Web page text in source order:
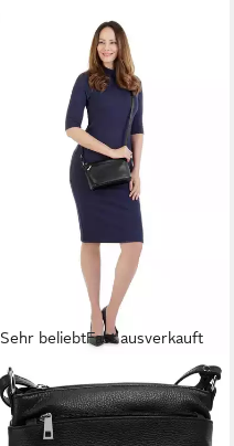
Sehr beliebtFast ausverkauft
CLUTY
Umhängetasche, echt Leder,
Made in Italy